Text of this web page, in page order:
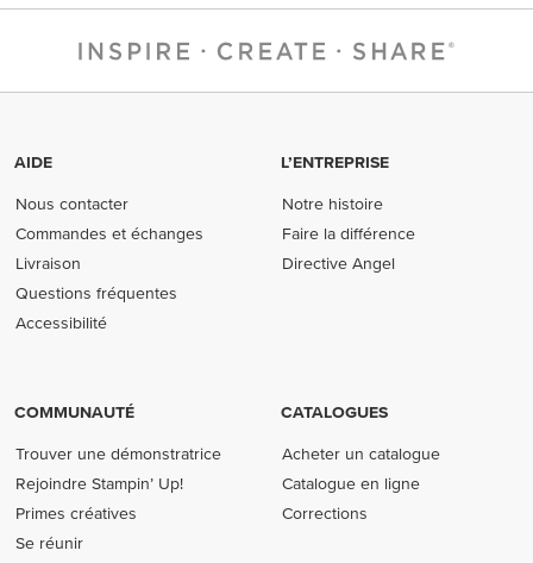
AIDE
Nous contacter
Commandes et échanges
Livraison
Questions fréquentes
Accessibilité
L’ENTREPRISE
Notre histoire
Faire la différence
Directive Angel
COMMUNAUTÉ
Trouver une démonstratrice
Rejoindre Stampin’ Up!
Primes créatives
Se réunir
CATALOGUES
Acheter un catalogue
Catalogue en ligne
Corrections